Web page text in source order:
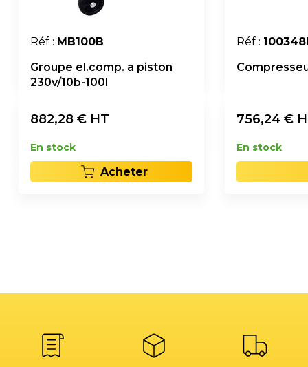
Réf : MB100B
Groupe el.comp. a piston
230v/10b-100l
882,28 € HT
En stock
Acheter
Réf :
756,24 €
En stock